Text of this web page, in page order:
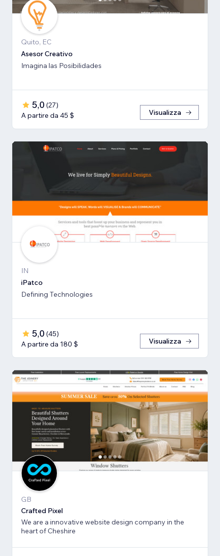
Quito, EC
Asesor Creativo
Imagina las Posibilidades
5,0 (27)
A partire da 45 $
Visualizza
IN
iPatco
Defining Technologies
5,0 (45)
A partire da 180 $
Visualizza
GB
Crafted Pixel
We are a innovative website design company in the
heart of Cheshire